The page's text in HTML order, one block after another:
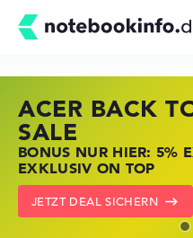
ACER BACK
SALE
BONUS NUR HIER: 5%
EXKLUSIV ON TOP
JETZT DEAL SICHERN
HP STORE
JETZT ZUGREIFEN:
KRÄFTIG REDUZIERT
ZU DEN HP ANGEBOTEN
LENOVO
NOTEBOOKS BEI
KRÄFTIG REDUZIERT
LENOVO DEALS ZEIGEN